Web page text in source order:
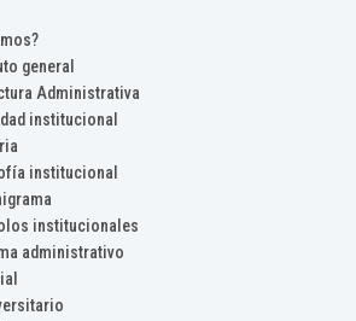
general
Administrativa
institucional
institucional
institucionales
administrativo